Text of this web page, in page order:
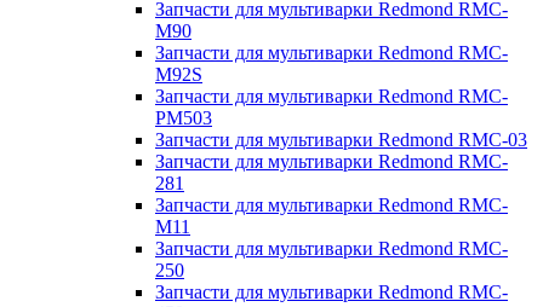
Запчасти для мультиварки Redmond RMC-
M90
Запчасти для мультиварки Redmond RMC-
M92S
Запчасти для мультиварки Redmond RMC-
PM503
Запчасти для мультиварки Redmond RMC-03
Запчасти для мультиварки Redmond RMC-
281
Запчасти для мультиварки Redmond RMC-
M11
Запчасти для мультиварки Redmond RMC-
250
Запчасти для мультиварки Redmond RMC-